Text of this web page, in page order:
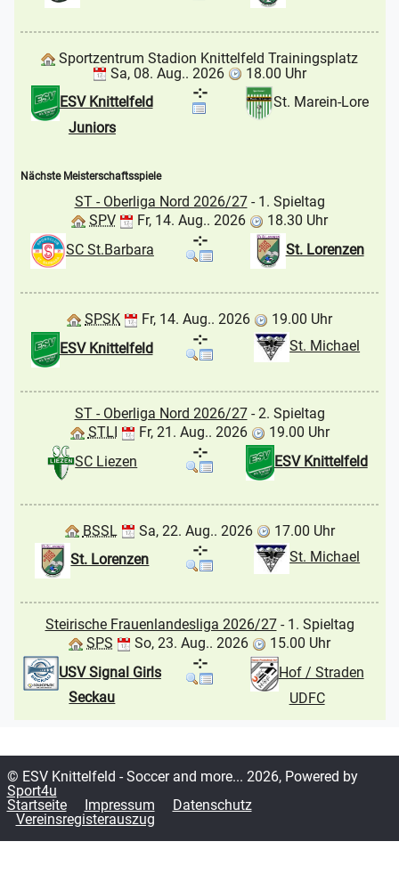
Sportzentrum Stadion Knittelfeld Trainingsplatz
Sa, 08. Aug.. 2026
18.00 Uhr
ESV Knittelfeld
Juniors
St. Marein-Lore
-:-
Nächste Meisterschaftsspiele
ST - Oberliga Nord 2026/27- 1. Spieltag
SPV
Fr, 14. Aug.. 2026
18.30 Uhr
SC St.Barbara
St. Lorenzen
-:-
SPSK Fr, 14. Aug.. 2026
19.00 Uhr
ESV Knittelfeld
St. Michael
-:-
ST - Oberliga Nord 2026/27- 2. Spieltag
STLI
Fr, 21. Aug.. 2026
19.00 Uhr
SC Liezen
ESV Knittelfeld
-:-
BSSL Sa, 22. Aug.. 2026
17.00 Uhr
St. Lorenzen
St. Michael
-:-
Steirische Frauenlandesliga 2026/27- 1. Spieltag
SPS
So, 23. Aug.. 2026
15.00 Uhr
USV Signal Girls
Seckau
Hof / Straden
UDFC
-:-
© ESV Knittelfeld - Soccer and more... 2026, Powered by
Sport4u
Startseite
Impressum
Datenschutz
Vereinsregisterauszug